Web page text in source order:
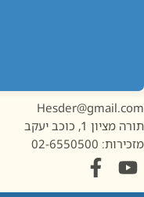
1, כוכב יעקב
02-6550500